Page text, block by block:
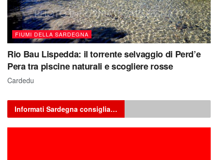
FIUMI DELLA SARDEGNA
Rio Bau Lispedda: il torrente selvaggio di Perd’e
Pera tra piscine naturali e scogliere rosse
Cardedu
Informati Sardegna consiglia…